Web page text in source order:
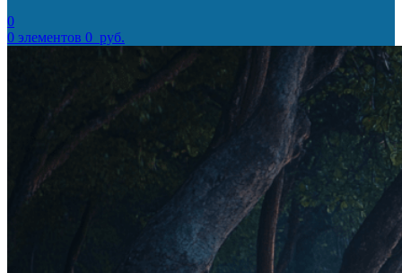
0
0 элементов 0 руб.